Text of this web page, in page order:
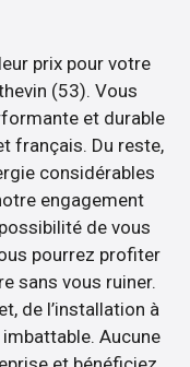
prix pour votre
(53). Vous
et durable
français. Du reste,
considérables
engagement
de vous
pourrez profiter
sans vous ruiner.
de l’installation à
Aucune